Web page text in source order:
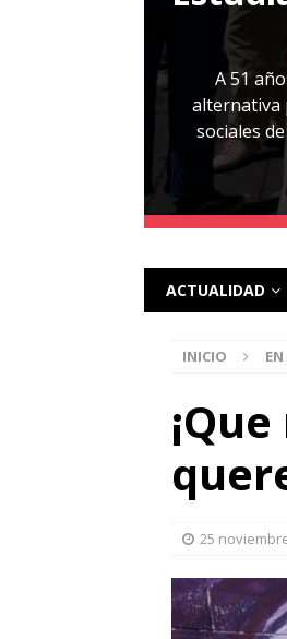
A 51
alternativa
sociales
ACTUALIDAD
INICIO
25